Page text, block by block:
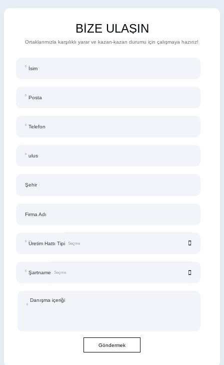
BİZE ULAŞIN
Ortaklarımızla karşılıklı yarar ve kazan-kazan durumu için çalışmaya hazırız!
İsim
Posta
Telefon
ulus
Şehir
Firma Adı
Üretim Hattı Tipi
Şartname
Danışma içeriği
Göndermek